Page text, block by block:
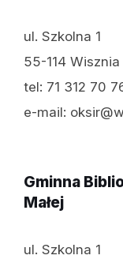
ul. Szkolna 1
55-114 Wisznia
tel: 71 312 70
e-mail:
Gminna
Małej
ul. Szkolna 1